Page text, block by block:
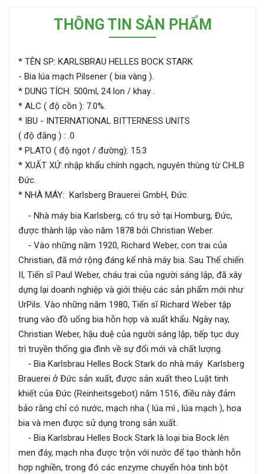
THÔNG TIN SẢN PHẨM
* TÊN SP: KARLSBRAU HELLES BOCK STARK
- Bia lúa mạch Pilsener ( bia vàng ).
* DUNG TÍCH: 500ml, 24 lon / khay .
* ALC ( độ cồn ): 7.0%.
* IBU - INTERNATIONAL BITTERNESS UNITS
( độ đắng ) : .0
* PLATO ( độ ngọt / đường): 15.3
* XUẤT XỨ: nhập khẩu chính ngạch, nguyên thùng từ CHLB
Đức.
* NHÀ MÁY: Karlsberg Brauerei GmbH, Đức.
- Nhà máy bia Karlsberg, có trụ sở tại Homburg, Đức,
được thành lập vào năm 1878 bởi Christian Weber.
- Vào những năm 1920, Richard Weber, con trai của
Christian, đã mở rộng đáng kể nhà máy bia. Sau Thế chiến
II, Tiến sĩ Paul Weber, cháu trai của người sáng lập, đã xây
dựng lại doanh nghiệp và giới thiệu các sản phẩm mới như
UrPils. Vào những năm 1980, Tiến sĩ Richard Weber tập
trung vào đồ uống bia hỗn hợp và xuất khẩu. Ngày nay,
Christian Weber, hậu duệ của người sáng lập, tiếp tục duy
trì truyền thống gia đình về sự đổi mới và chất lượng.
- Bia Karlsbrau Helles Bock Stark do nhà máy Karlsberg
Brauerei ở Đức sản xuất, được sản xuất theo Luật tinh
khiết của Đức (Reinheitsgebot) năm 1516, điều này đảm
bảo rằng chỉ có nước, mạch nha ( lúa mì , lúa mạch ), hoa
bia và men được sử dụng trong sản xuất.
- Bia Karlsbrau Helles Bock Stark là loại bia Bock lên
men đáy, mạch nha được trộn với nước để tạo thành hỗn
hợp nghiền, trong đó các enzyme chuyển hóa tinh bột